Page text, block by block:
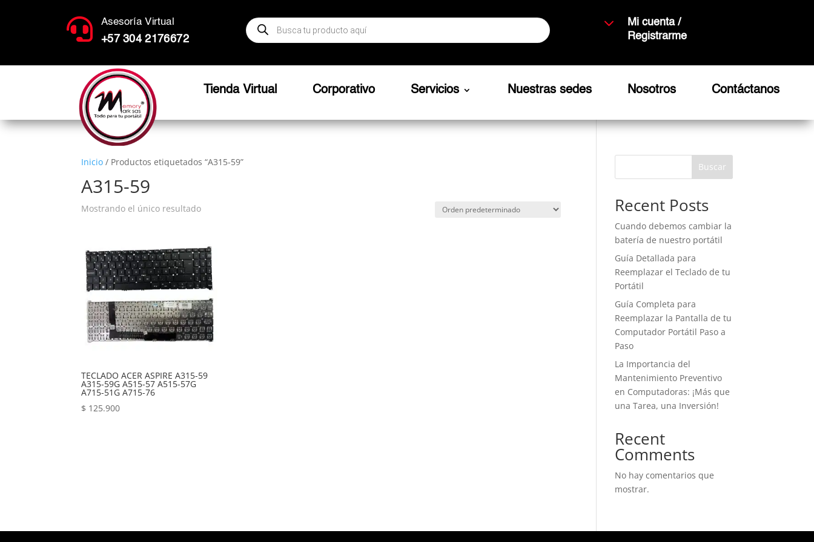
 Asesoría Virtual
+57 304 2176672
Búsqueda
de
productos
3
Mi cuenta /
Registrarme
Tienda Virtual Corporativo Servicios Nuestras sedes Nosotros Contáctanos
Inicio / Productos etiquetados “A315-59”
A315-59
Mostrando el único resultado
TECLADO ACER ASPIRE A315-59
A315-59G A515-57 A515-57G
A715-51G A715-76
$ 125.900
Buscar
Recent Posts
Cuando debemos cambiar la
batería de nuestro portátil
Guía Detallada para
Reemplazar el Teclado de tu
Portátil
Guía Completa para
Reemplazar la Pantalla de tu
Computador Portátil Paso a
Paso
La Importancia del
Mantenimiento Preventivo
en Computadoras: ¡Más que
una Tarea, una Inversión!
Recent
Comments
No hay comentarios que
mostrar.